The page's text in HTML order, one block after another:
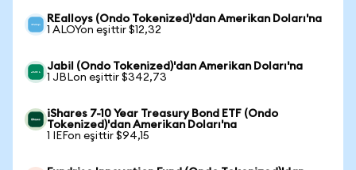
REalloys (Ondo Tokenized)'dan Amerikan Doları'na
1 ALOYon eşittir $12,32
Jabil (Ondo Tokenized)'dan Amerikan Doları'na
1 JBLon eşittir $342,73
iShares 7-10 Year Treasury Bond ETF (Ondo
Tokenized)'dan Amerikan Doları'na
1 IEFon eşittir $94,15